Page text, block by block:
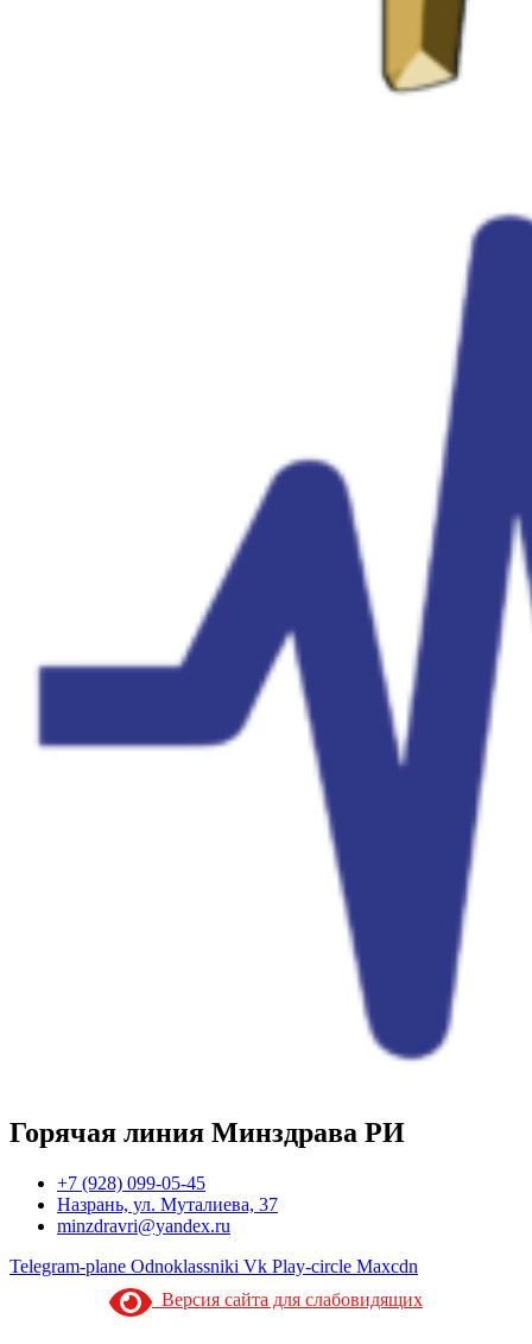
Горячая линия Минздрава РИ
+7 (928) 099-05-45
Назрань, ул. Муталиева, 37
minzdravri@yandex.ru
Telegram-plane Odnoklassniki Vk Play-circle Maxcdn
Версия сайта для слабовидящих